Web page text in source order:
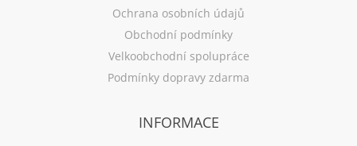
Ochrana osobních údajů
Obchodní podmínky
Velkoobchodní spolupráce
Podmínky dopravy zdarma
INFORMACE